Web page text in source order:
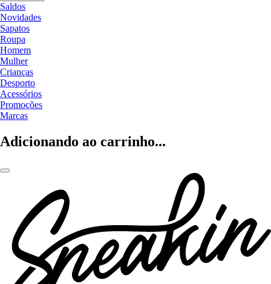
Saldos
Novidades
Sapatos
Roupa
Homem
Mulher
Crianças
Desporto
Acessórios
Promoções
Marcas
Adicionando ao carrinho...